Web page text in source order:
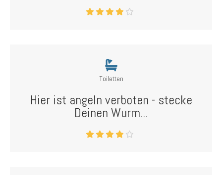
Toiletten
Hier ist angeln verboten - stecke
Deinen Wurm...